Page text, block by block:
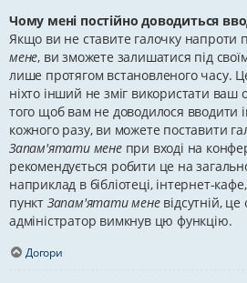
Чому мені постійно доводиться
Якщо ви не ставите галочку напроти
мене, ви зможете залишатися під
лише протягом встановленого часу.
ніхто інший не зміг використати ваш
того щоб вам не доводилося вводити
кожного разу, ви можете поставити
Запам'ятати менепри вході на
рекомендується робити це на
наприклад в бібліотеці, інтернет-
пункт Запам'ятати меневідсутній,
адміністратор вимкнув цю функцію.
Догори